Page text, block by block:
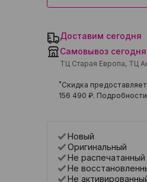
Доставим сегодня
Самовывоз сегодня
ТЦ Старая Европа, ТЦ
*Скидка
156 490 ₽. Подробности
Новый
Оригинальный
Не распечатанный
Не
Не